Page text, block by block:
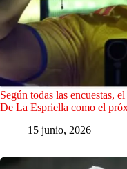
Según todas las encuestas,
De La Espriella como el
15 junio, 2026